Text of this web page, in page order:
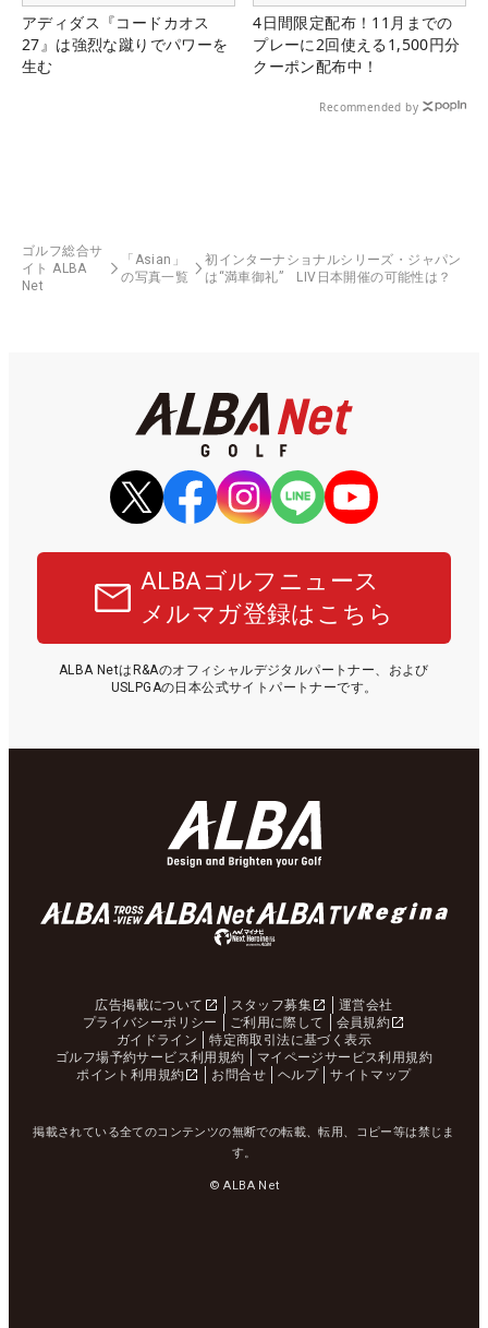
アディダス『コードカオス
27』は強烈な蹴りでパワーを
生む
4日間限定配布！11月までの
プレーに2回使える1,500円分
クーポン配布中！
Recommended by
ゴルフ総合サ
イト ALBA
Net
「Asian」
の写真一覧
初インターナショナルシリーズ・ジャパン
は“満車御礼” LIV日本開催の可能性は？
ALBAゴルフニュース
メルマガ登録はこちら
ALBA NetはR&Aのオフィシャルデジタルパートナー、および
USLPGAの日本公式サイトパートナーです。
広告掲載について スタッフ募集
運営会社
プライバシーポリシー
ご利用に際して
会員規約
ガイドライン
特定商取引法に基づく表示
ゴルフ場予約サービス利用規約
マイページサービス利用規約
ポイント利用規約
お問合せ ヘルプ サイトマップ
掲載されている全てのコンテンツの無断での転載、転用、コピー等は禁じま
す。
© ALBA Net